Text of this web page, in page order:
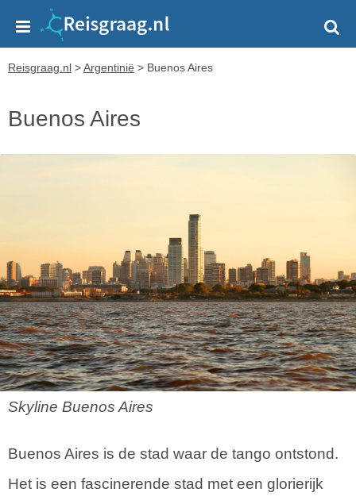
Reisgraag.nl >Argentinië > Buenos Aires
Buenos Aires
Skyline Buenos Aires
Buenos Aires is de stad waar de tango ontstond.
Het is een fascinerende stad met een glorierijk